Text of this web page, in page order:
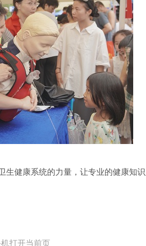
健康系统的力量，让专业的健康知
打开当前页